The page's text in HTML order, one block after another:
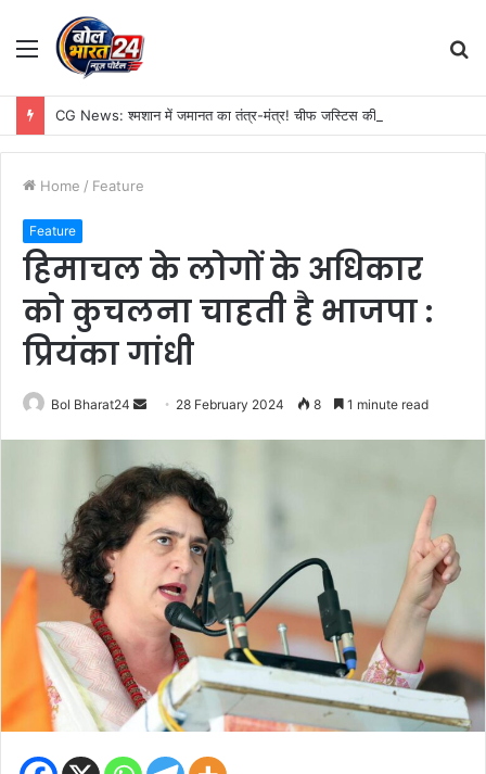
Menu
Home / Feature
Feature
हिमाचल के लोगों के अधिकार
को कुचलना चाहती है भाजपा :
प्रियंका गांधी
Bol Bharat24
Send 28 February 2024 8 1 minute read